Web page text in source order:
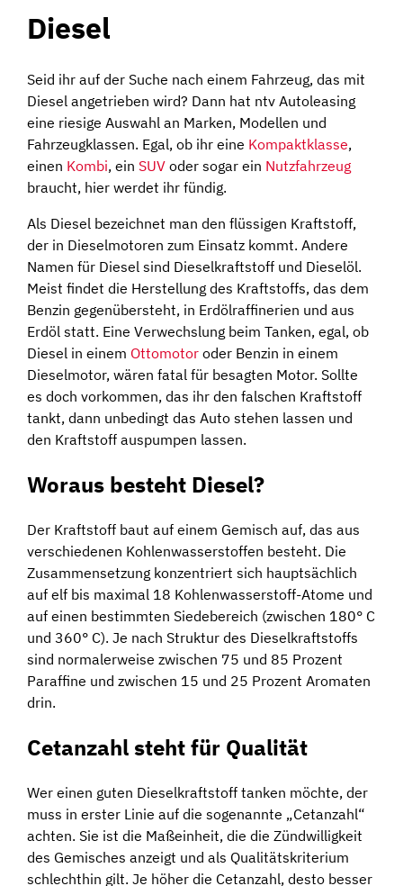
Diesel
Seid ihr auf der Suche nach einem Fahrzeug, das mit
Diesel angetrieben wird? Dann hat ntv Autoleasing
eine riesige Auswahl an Marken, Modellen und
Fahrzeugklassen. Egal, ob ihr eine Kompaktklasse,
einen Kombi, ein SUV oder sogar ein Nutzfahrzeug
braucht, hier werdet ihr fündig.
Als Diesel bezeichnet man den flüssigen Kraftstoff,
der in Dieselmotoren zum Einsatz kommt. Andere
Namen für Diesel sind Dieselkraftstoff und Dieselöl.
Meist findet die Herstellung des Kraftstoffs, das dem
Benzin gegenübersteht, in Erdölraffinerien und aus
Erdöl statt. Eine Verwechslung beim Tanken, egal, ob
Diesel in einem Ottomotor oder Benzin in einem
Dieselmotor, wären fatal für besagten Motor. Sollte
es doch vorkommen, das ihr den falschen Kraftstoff
tankt, dann unbedingt das Auto stehen lassen und
den Kraftstoff auspumpen lassen.
Woraus besteht Diesel?
Der Kraftstoff baut auf einem Gemisch auf, das aus
verschiedenen Kohlenwasserstoffen besteht. Die
Zusammensetzung konzentriert sich hauptsächlich
auf elf bis maximal 18 Kohlenwasserstoff-Atome und
auf einen bestimmten Siedebereich (zwischen 180° C
und 360° C). Je nach Struktur des Dieselkraftstoffs
sind normalerweise zwischen 75 und 85 Prozent
Paraffine und zwischen 15 und 25 Prozent Aromaten
drin.
Cetanzahl steht für Qualität
Wer einen guten Dieselkraftstoff tanken möchte, der
muss in erster Linie auf die sogenannte „Cetanzahl“
achten. Sie ist die Maßeinheit, die die Zündwilligkeit
des Gemisches anzeigt und als Qualitätskriterium
schlechthin gilt. Je höher die Cetanzahl, desto besser